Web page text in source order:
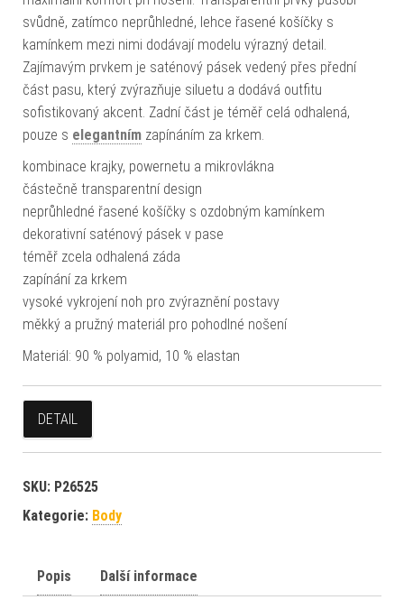
svůdně, zatímco neprůhledné, lehce řasené košíčky s
kamínkem mezi nimi dodávají modelu výrazný detail.
Zajímavým prvkem je saténový pásek vedený přes přední
část pasu, který zvýrazňuje siluetu a dodává outfitu
sofistikovaný akcent. Zadní část je téměř celá odhalená,
pouze s elegantním zapínáním za krkem.
kombinace krajky, powernetu a mikrovlákna
částečně transparentní design
neprůhledné řasené košíčky s ozdobným kamínkem
dekorativní saténový pásek v pase
téměř zcela odhalená záda
zapínání za krkem
vysoké vykrojení noh pro zvýraznění postavy
měkký a pružný materiál pro pohodlné nošení
Materiál: 90 % polyamid, 10 % elastan
DETAIL
SKU: P26525
Kategorie: Body
Popis Další informace